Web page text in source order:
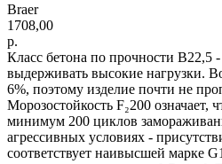
Braer
1708,00
р.
Класс бетона по прочности B22,5
выдерживать высокие нагрузки.
6%, поэтому изделие почти не
Морозостойкость F₂200 означает,
минимум 200 циклов
агрессивных условиях -
соответствует наивысшей марке